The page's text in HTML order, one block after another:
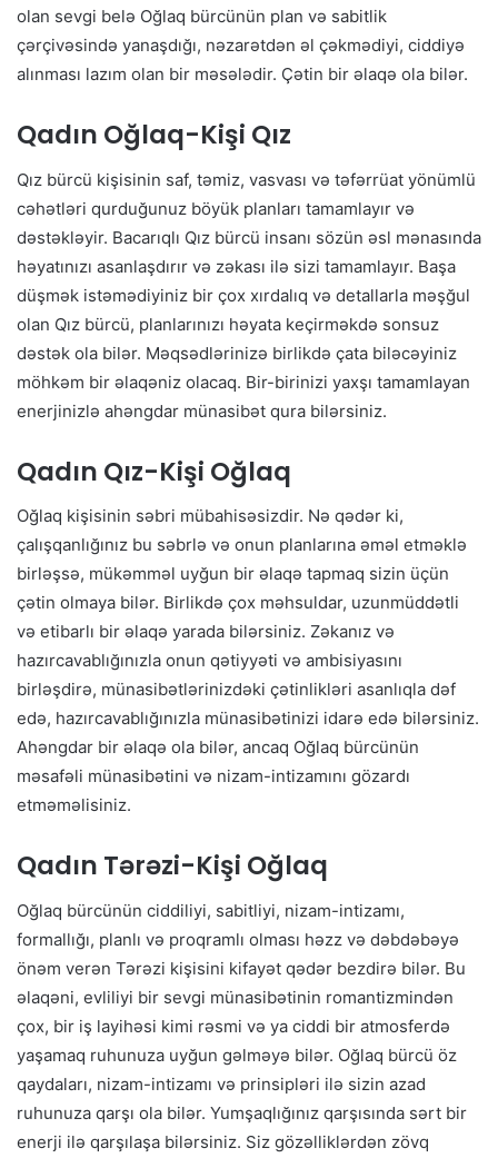
olan sevgi belə Oğlaq bürcünün plan və sabitlik
çərçivəsində yanaşdığı, nəzarətdən əl çəkmədiyi, ciddiyə
alınması lazım olan bir məsələdir. Çətin bir əlaqə ola bilər.
Qadın Oğlaq-Kişi Qız
Qız bürcü kişisinin saf, təmiz, vasvası və təfərrüat yönümlü
cəhətləri qurduğunuz böyük planları tamamlayır və
dəstəkləyir. Bacarıqlı Qız bürcü insanı sözün əsl mənasında
həyatınızı asanlaşdırır və zəkası ilə sizi tamamlayır. Başa
düşmək istəmədiyiniz bir çox xırdalıq və detallarla məşğul
olan Qız bürcü, planlarınızı həyata keçirməkdə sonsuz
dəstək ola bilər. Məqsədlərinizə birlikdə çata biləcəyiniz
möhkəm bir əlaqəniz olacaq. Bir-birinizi yaxşı tamamlayan
enerjinizlə ahəngdar münasibət qura bilərsiniz.
Qadın Qız-Kişi Oğlaq
Oğlaq kişisinin səbri mübahisəsizdir. Nə qədər ki,
çalışqanlığınız bu səbrlə və onun planlarına əməl etməklə
birləşsə, mükəmməl uyğun bir əlaqə tapmaq sizin üçün
çətin olmaya bilər. Birlikdə çox məhsuldar, uzunmüddətli
və etibarlı bir əlaqə yarada bilərsiniz. Zəkanız və
hazırcavablığınızla onun qətiyyəti və ambisiyasını
birləşdirə, münasibətlərinizdəki çətinlikləri asanlıqla dəf
edə, hazırcavablığınızla münasibətinizi idarə edə bilərsiniz.
Ahəngdar bir əlaqə ola bilər, ancaq Oğlaq bürcünün
məsafəli münasibətini və nizam-intizamını gözardı
etməməlisiniz.
Qadın Tərəzi-Kişi Oğlaq
Oğlaq bürcünün ciddiliyi, sabitliyi, nizam-intizamı,
formallığı, planlı və proqramlı olması həzz və dəbdəbəyə
önəm verən Tərəzi kişisini kifayət qədər bezdirə bilər. Bu
əlaqəni, evliliyi bir sevgi münasibətinin romantizmindən
çox, bir iş layihəsi kimi rəsmi və ya ciddi bir atmosferdə
yaşamaq ruhunuza uyğun gəlməyə bilər. Oğlaq bürcü öz
qaydaları, nizam-intizamı və prinsipləri ilə sizin azad
ruhunuza qarşı ola bilər. Yumşaqlığınız qarşısında sərt bir
enerji ilə qarşılaşa bilərsiniz. Siz gözəlliklərdən zövq